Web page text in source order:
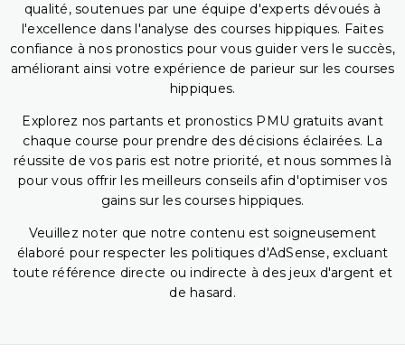
qualité, soutenues par une équipe d'experts dévoués à
l'excellence dans l'analyse des courses hippiques. Faites
confiance à nos pronostics pour vous guider vers le succès,
améliorant ainsi votre expérience de parieur sur les courses
hippiques.
Explorez nos partants et pronostics PMU gratuits avant
chaque course pour prendre des décisions éclairées. La
réussite de vos paris est notre priorité, et nous sommes là
pour vous offrir les meilleurs conseils afin d'optimiser vos
gains sur les courses hippiques.
Veuillez noter que notre contenu est soigneusement
élaboré pour respecter les politiques d'AdSense, excluant
toute référence directe ou indirecte à des jeux d'argent et
de hasard.